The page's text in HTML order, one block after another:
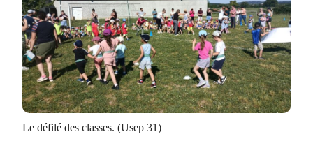
Le défilé des classes. (Usep 31)